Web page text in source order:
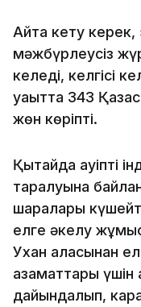
Айта кету керек,
мәжбүрлеусіз
келеді, келгісі
уақытта 343
жөн көріпті.
Қытайда қауіпті
таралуына
шаралары
елге әкелу
Ухан қаласынан
азаматтары үшін
дайындалып,